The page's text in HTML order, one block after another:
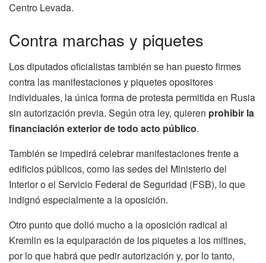
Centro Levada.
Contra marchas y piquetes
Los diputados oficialistas también se han puesto firmes
contra las manifestaciones y piquetes opositores
individuales, la única forma de protesta permitida en Rusia
sin autorización previa. Según otra ley, quieren prohibir la
financiación exterior de todo acto público.
También se impedirá celebrar manifestaciones frente a
edificios públicos, como las sedes del Ministerio del
Interior o el Servicio Federal de Seguridad (FSB), lo que
indignó especialmente a la oposición.
Otro punto que dolió mucho a la oposición radical al
Kremlin es la equiparación de los piquetes a los mitines,
por lo que habrá que pedir autorización y, por lo tanto,